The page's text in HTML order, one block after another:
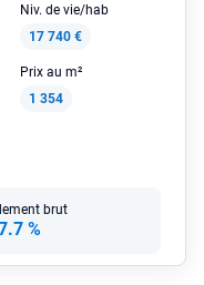
Niv. de vie/hab
17 740 €
Prix au m²
1 354
brut
%